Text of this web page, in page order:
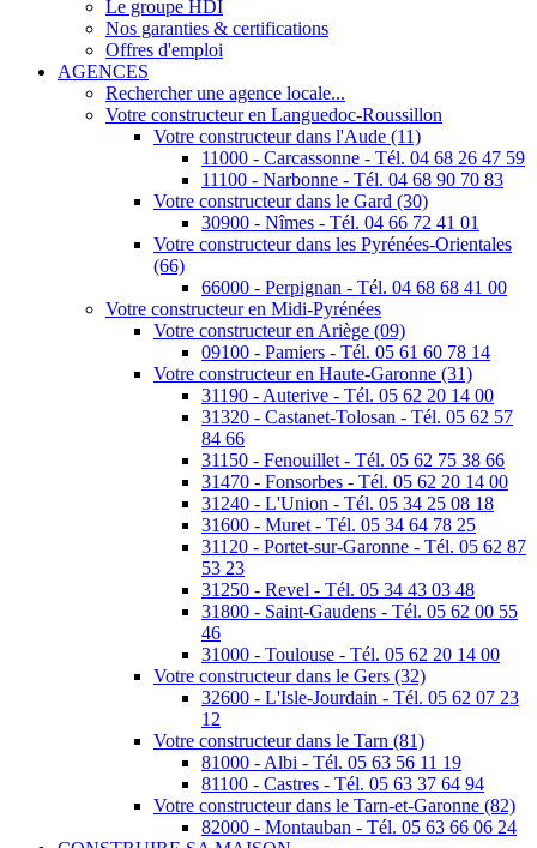
Le groupe HDI
Nos garanties & certifications
Offres d'emploi
AGENCES
Rechercher une agence locale...
Votre constructeur en Languedoc-Roussillon
Votre constructeur dans l'Aude (11)
11000 - Carcassonne - Tél. 04 68 26 47 59
11100 - Narbonne - Tél. 04 68 90 70 83
Votre constructeur dans le Gard (30)
30900 - Nîmes - Tél. 04 66 72 41 01
Votre constructeur dans les Pyrénées-Orientales
(66)
66000 - Perpignan - Tél. 04 68 68 41 00
Votre constructeur en Midi-Pyrénées
Votre constructeur en Ariège (09)
09100 - Pamiers - Tél. 05 61 60 78 14
Votre constructeur en Haute-Garonne (31)
31190 - Auterive - Tél. 05 62 20 14 00
31320 - Castanet-Tolosan - Tél. 05 62 57
84 66
31150 - Fenouillet - Tél. 05 62 75 38 66
31470 - Fonsorbes - Tél. 05 62 20 14 00
31240 - L'Union - Tél. 05 34 25 08 18
31600 - Muret - Tél. 05 34 64 78 25
31120 - Portet-sur-Garonne - Tél. 05 62 87
53 23
31250 - Revel - Tél. 05 34 43 03 48
31800 - Saint-Gaudens - Tél. 05 62 00 55
46
31000 - Toulouse - Tél. 05 62 20 14 00
Votre constructeur dans le Gers (32)
32600 - L'Isle-Jourdain - Tél. 05 62 07 23
12
Votre constructeur dans le Tarn (81)
81000 - Albi - Tél. 05 63 56 11 19
81100 - Castres - Tél. 05 63 37 64 94
Votre constructeur dans le Tarn-et-Garonne (82)
82000 - Montauban - Tél. 05 63 66 06 24